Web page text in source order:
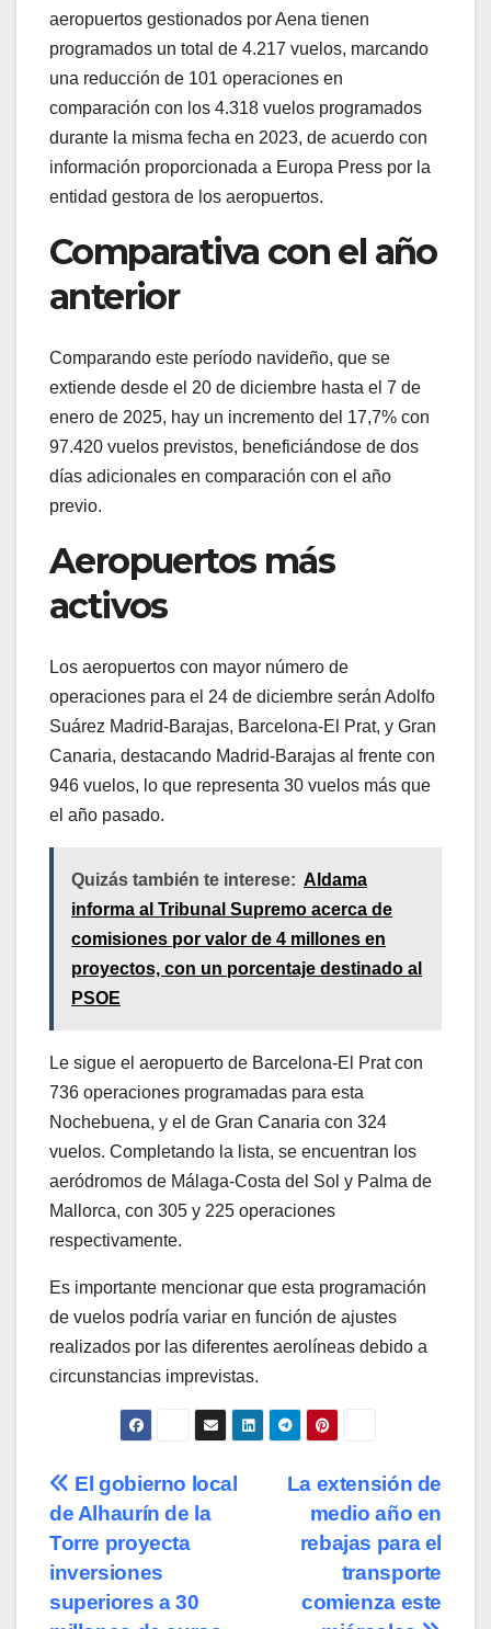
aeropuertos gestionados por Aena tienen
programados un total de 4.217 vuelos, marcando
una reducción de 101 operaciones en
comparación con los 4.318 vuelos programados
durante la misma fecha en 2023, de acuerdo con
información proporcionada a Europa Press por la
entidad gestora de los aeropuertos.
Comparativa con el año
anterior
Comparando este período navideño, que se
extiende desde el 20 de diciembre hasta el 7 de
enero de 2025, hay un incremento del 17,7% con
97.420 vuelos previstos, beneficiándose de dos
días adicionales en comparación con el año
previo.
Aeropuertos más
activos
Los aeropuertos con mayor número de
operaciones para el 24 de diciembre serán Adolfo
Suárez Madrid-Barajas, Barcelona-El Prat, y Gran
Canaria, destacando Madrid-Barajas al frente con
946 vuelos, lo que representa 30 vuelos más que
el año pasado.
Quizás también te interese: Aldama
informa al Tribunal Supremo acerca de
comisiones por valor de 4 millones en
proyectos, con un porcentaje destinado al
PSOE
Le sigue el aeropuerto de Barcelona-El Prat con
736 operaciones programadas para esta
Nochebuena, y el de Gran Canaria con 324
vuelos. Completando la lista, se encuentran los
aeródromos de Málaga-Costa del Sol y Palma de
Mallorca, con 305 y 225 operaciones
respectivamente.
Es importante mencionar que esta programación
de vuelos podría variar en función de ajustes
realizados por las diferentes aerolíneas debido a
circunstancias imprevistas.
Navegación
de
entradas
La extensión de
medio año en
rebajas para el
transporte
comienza este
El gobierno local
de Alhaurín de la
Torre proyecta
inversiones
superiores a 30